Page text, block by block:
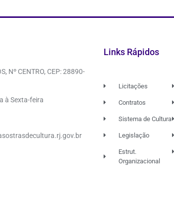
Nº CENTRO, CEP: 28890-
à Sexta-feira
Links Rápidos
Licitações
Contratos
Sistema de Cultura
Legislação
Estrut.
Organizacional